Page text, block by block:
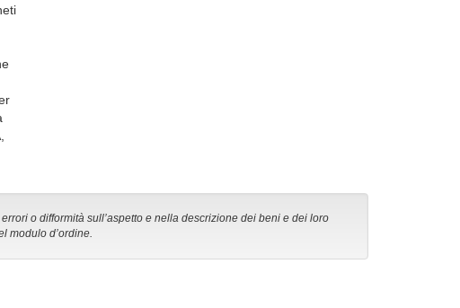
o difformità sull’aspetto e nella descrizione dei beni e dei loro
modulo d’ordine.